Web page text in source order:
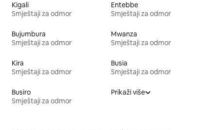
Kigali
Smještaji za odmor
Entebbe
Smještaji za odmor
Bujumbura
Smještaji za odmor
Mwanza
Smještaji za odmor
Kira
Smještaji za odmor
Busia
Smještaji za odmor
Busiro
Smještaji za odmor
Prikaži više